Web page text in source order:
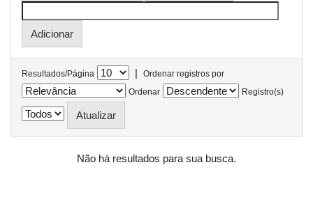
Resultados/Página |
Ordenar registros por
Ordenar
Registro(s)
Não há resultados para sua busca.